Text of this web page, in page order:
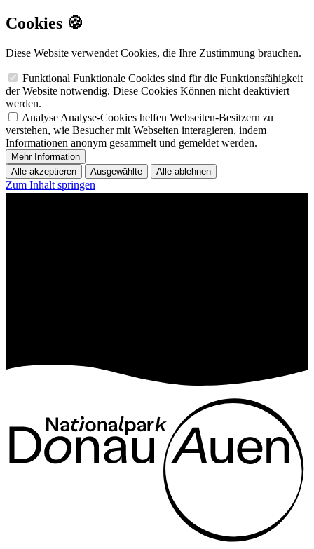
Cookies 🍪
Diese Website verwendet Cookies, die Ihre Zustimmung brauchen.
Funktional Funktionale Cookies sind für die Funktionsfähigkeit
der Website notwendig. Diese Cookies Können nicht deaktiviert
werden.
Analyse Analyse-Cookies helfen Webseiten-Besitzern zu
verstehen, wie Besucher mit Webseiten interagieren, indem
Informationen anonym gesammelt und gemeldet werden.
Mehr Information
Alle akzeptieren
Ausgewählte Alle ablehnen
Zum Inhalt springen